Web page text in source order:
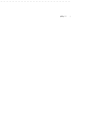
Bijela